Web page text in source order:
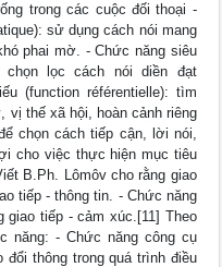
trong các cuộc đối thoại -
sử dụng cách nói mang
phai mờ. - Chức năng siêu
chọn lọc cách nói diền đạt
(function référentielle): tìm
vị thế xã hội, hoàn cảnh riêng
chọn cách tiếp cận, lời nói,
cho việc thực hiện mục tiêu
B.Ph. Lômôv cho rằng giao
tiếp - thông tin. - Chức năng
giao tiếp - cảm xúc.[11] Theo
năng: - Chức năng công cụ
thông trong quá trình điều